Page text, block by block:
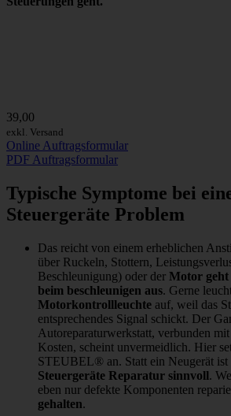
39,00
exkl. Versand
Online Auftragsformular
PDF Auftragsformular
Typische Symptome bei
Steuergeräte Problem
Das reicht von einem erheblichen
über Ruckeln, Stottern,
Beschleunigung) oder der Motor
beim beschleunigen aus. Gerne
Motorkontrollleuchte auf, weil das
entsprechendes Signal schickt. Der
Autoreparaturwerkstatt, verbunden mit
Kosten, scheint unvermeidlich. Hier
STEUBEL® an. Statt ein Neugerät ist
Steuergeräte Reparatur sinnvoll.
eben nur defekte Komponenten
gehalten.